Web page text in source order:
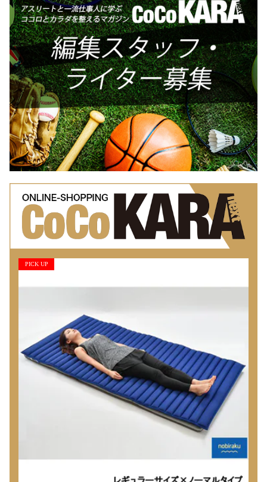
PICK UP